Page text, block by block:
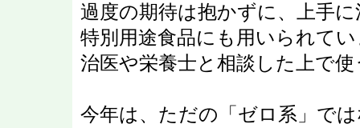
過度の期待は抱かずに、上手
特別用途食品にも用いられて
治医や栄養士と相談した上で
今年は、ただの「ゼロ系」で